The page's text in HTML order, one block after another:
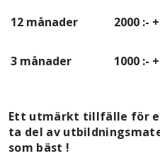
12 månader 2000 :-
3 månader 1000 :-
Ett utmärkt tillfälle för
ta del av
som bäst !